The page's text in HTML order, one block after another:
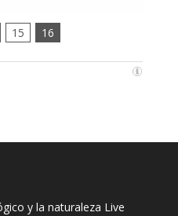
15 16
y la naturaleza Live